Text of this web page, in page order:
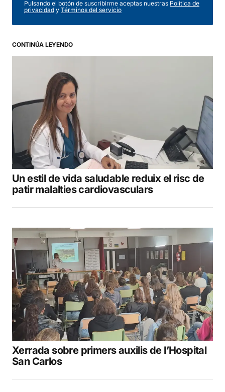
Pulsando el botón de suscribirme aceptas nuestras Política de
privacidad y Términos del servicio
CONTINÚA LEYENDO
Un estil de vida saludable reduix el risc de
patir malalties cardiovasculars
Xerrada sobre primers auxilis de l’Hospital
San Carlos